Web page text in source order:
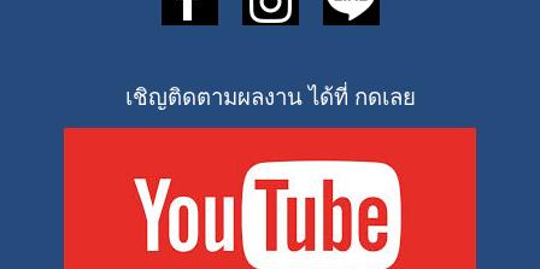
เชิญติดตามผลงาน ได้ที่ กดเลย